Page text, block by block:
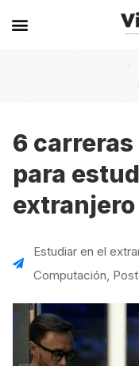
Secciones
Becas
Historias de
Intercambios
Work
Working
Europa
Alemania
Bélgica
Chipre
Italia
Malta
Australia
Canadá
España
VER TODAS
6
para
extranjero
Estudiar en el
Computación,